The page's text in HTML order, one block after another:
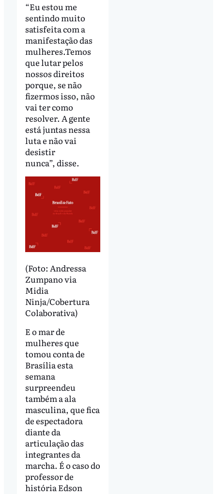
“Eu estou me
sentindo muito
satisfeita com a
manifestação das
mulheres.Temos
que lutar pelos
nossos direitos
porque, se não
fizermos isso, não
vai ter como
resolver. A gente
está juntas nessa
luta e não vai
desistir
nunca”, disse.
(Foto: Andressa
Zumpano via
Midia
Ninja/Cobertura
Colaborativa)
E o mar de
mulheres que
tomou conta de
Brasília esta
semana
surpreendeu
também a ala
masculina, que fica
de espectadora
diante da
articulação das
integrantes da
marcha. É o caso do
professor de
história Edson